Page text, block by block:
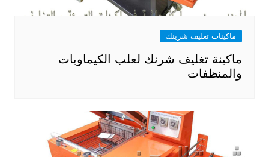
ماكينات تغليف شرينك
ماكينة تغليف شرنك لعلب الكيماويات
والمنظفات